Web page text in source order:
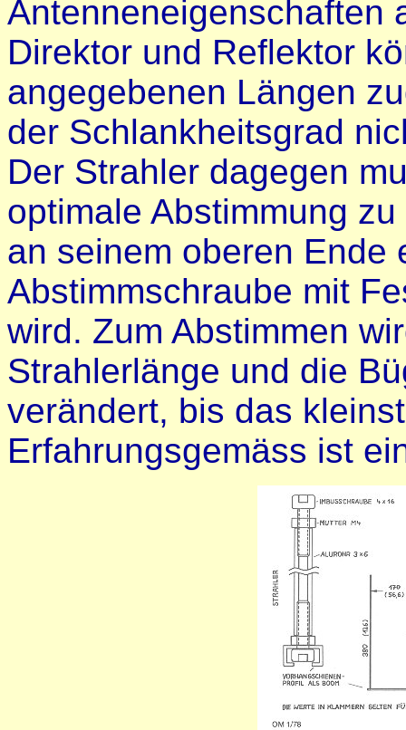
Antenneneigenschaften
Direktor und Reflektor
angegebenen Längen
der Schlankheitsgrad
Der Strahler dagegen
optimale Abstimmung
an seinem oberen Ende
Abstimmschraube mit
wird. Zum Abstimmen
Strahlerlänge und die
verändert, bis das
Erfahrungsgemäss ist